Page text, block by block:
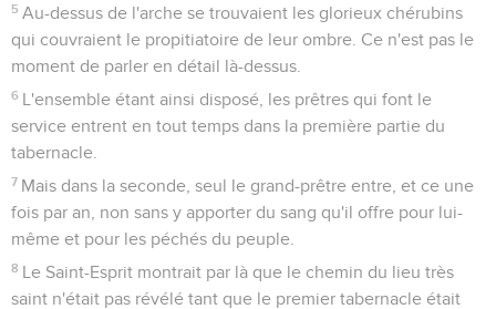
5 Au-dessus de l'arche se trouvaient les glorieux chérubins
qui couvraient le propitiatoire de leur ombre. Ce n'est pas le
moment de parler en détail là-dessus.
6 L'ensemble étant ainsi disposé, les prêtres qui font le
service entrent en tout temps dans la première partie du
tabernacle.
7 Mais dans la seconde, seul le grand-prêtre entre, et ce une
fois par an, non sans y apporter du sang qu'il offre pour lui-
même et pour les péchés du peuple.
8 Le Saint-Esprit montrait par là que le chemin du lieu très
saint n'était pas révélé tant que le premier tabernacle était